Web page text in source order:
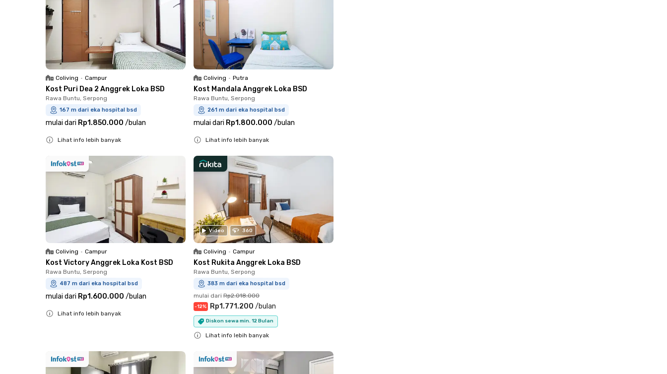
Coliving • Campur
Kost Puri Dea 2 Anggrek Loka BSD
Rawa Buntu, Serpong
167 m dari eka hospital bsd
mulai dari Rp1.850.000 /bulan
Lihat info lebih banyak
Coliving • Putra
Kost Mandala Anggrek Loka BSD
Rawa Buntu, Serpong
261 m dari eka hospital bsd
mulai dari Rp1.800.000 /bulan
Lihat info lebih banyak
Coliving • Campur
Kost Victory Anggrek Loka Kost BSD
Rawa Buntu, Serpong
487 m dari eka hospital bsd
mulai dari Rp1.600.000 /bulan
Lihat info lebih banyak
Video 360
Coliving • Campur
Kost Rukita Anggrek Loka BSD
Rawa Buntu, Serpong
383 m dari eka hospital bsd
mulai dari Rp2.018.000
-12% Rp1.771.200 /bulan
Diskon sewa min. 12 Bulan
Lihat info lebih banyak